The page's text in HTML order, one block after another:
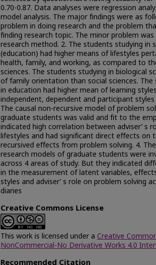
0.70-0.87. Data analyses were regression
model analysis. The major findings were as
problem in doing research and the problem
finding research topic. The minor problem
research method. 2. The students studying in
(education) had higher means of lifestyles
health, family, and working, as compared to
sciences. The students studying in biological
of family orientation than social sciences. The
in education had higher mean of learning
independent, dependent and participant
The causal non-recursive model of problem
graduate students was valid and fit to the
indicated high correlation between adviser’ s
lifestyles and had significant direct effects on
recursived effects from problem solving. 4.
research models of graduate students were
across 4 areas of study. But they indicated
in the measurement of latent variables,
styles and adviser’ s role on problem solving
diaries
Creative Commons License
This work is licensed under a Creative
NonCommercial-No Derivative Works 4.0